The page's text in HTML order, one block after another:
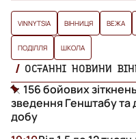
VINNYTSIA ВІННИЦЯ ВЕЖА
ПОДІЛЛЯ ШКОЛА
ОСТАННІ НОВИНИ
156 бойових
зведення Генштабу та
добу